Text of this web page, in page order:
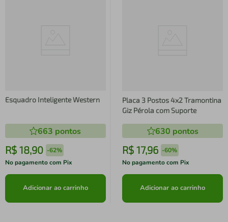
Esquadro Inteligente Western
663 pontos
R$ 18,90 -62%
No pagamento com Pix
Adicionar ao carrinho
Placa 3 Postos 4x2 Tramontina
Giz Pérola com Suporte
630 pontos
R$ 17,96 -60%
No pagamento com Pix
Adicionar ao carrinho